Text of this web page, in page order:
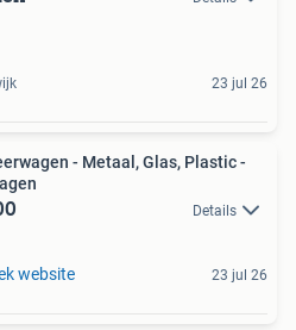
23 jul 26
- Metaal, Glas, Plastic -
Details
website 23 jul 26